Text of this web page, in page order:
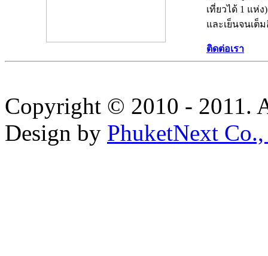
เที่ยวได้ 1 แห่
และเย็นจนเต็
ติดต่อเรา
Copyright © 2010 - 2011.
Design by PhuketNext